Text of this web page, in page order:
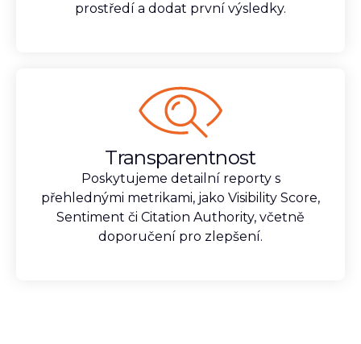
prostředí a dodat první výsledky.
Transparentnost
Poskytujeme detailní reporty s
přehlednými metrikami, jako Visibility Score,
Sentiment či Citation Authority, včetně
doporučení pro zlepšení.